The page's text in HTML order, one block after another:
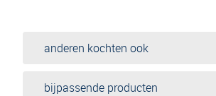
anderen kochten ook
bijpassende producten